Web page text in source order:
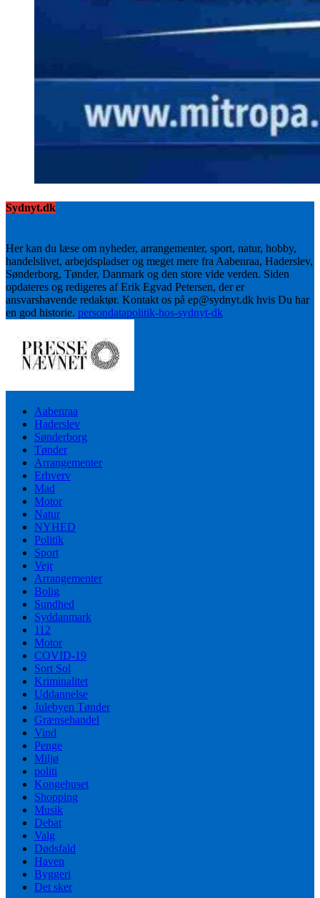
Sydnyt.dk
Her kan du læse om nyheder, arrangementer, sport, natur, hobby,
handelslivet, arbejdspladser og meget mere fra Aabenraa, Haderslev,
Sønderborg, Tønder, Danmark og den store vide verden. Siden
opdateres og redigeres af Erik Egvad Petersen, der er
ansvarshavende redaktør. Kontakt os på ep@sydnyt.dk hvis Du har
en god historie. persondatapolitik-hos-sydnyt-dk
Aabenraa
Haderslev
Sønderborg
Tønder
Arrangementer
Erhverv
Mad
Motor
Natur
NYHED
Politik
Sport
Vejr
Arrangementer
Bolig
Sundhed
Syddanmark
112
Motor
COVID-19
Sort Sol
Kriminalitet
Uddannelse
Julebyen Tønder
Grænsehandel
Vind
Penge
Miljø
politi
Kongehuset
Shopping
Musik
Debat
Valg
Dødsfald
Haven
Byggeri
Det sker